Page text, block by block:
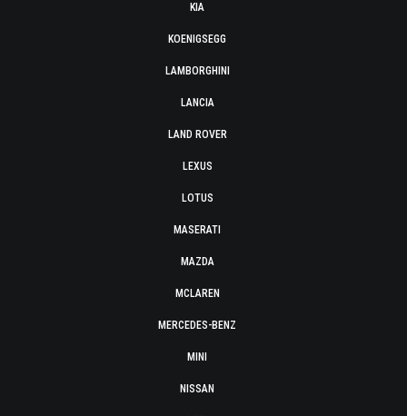
KIA
KOENIGSEGG
LAMBORGHINI
LANCIA
LAND ROVER
LEXUS
LOTUS
MASERATI
MAZDA
MCLAREN
MERCEDES-BENZ
MINI
NISSAN